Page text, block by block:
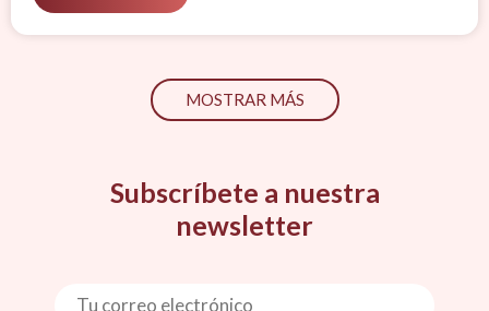
MOSTRAR MÁS
Subscríbete a nuestra
newsletter